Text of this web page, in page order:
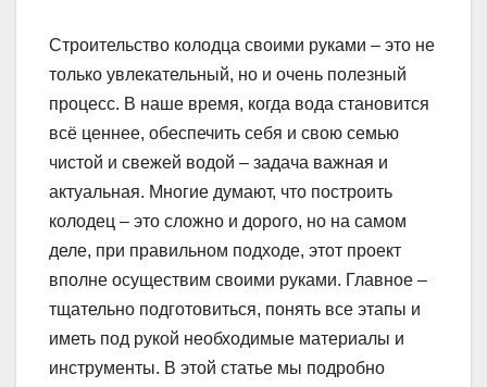
Строительство колодца своими руками – это не
только увлекательный, но и очень полезный
процесс. В наше время, когда вода становится
всё ценнее, обеспечить себя и свою семью
чистой и свежей водой – задача важная и
актуальная. Многие думают, что построить
колодец – это сложно и дорого, но на самом
деле, при правильном подходе, этот проект
вполне осуществим своими руками. Главное –
тщательно подготовиться, понять все этапы и
иметь под рукой необходимые материалы и
инструменты. В этой статье мы подробно